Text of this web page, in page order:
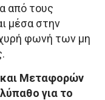
από τους
μέσα στην
φωνή των μη
Μεταφορών
για το